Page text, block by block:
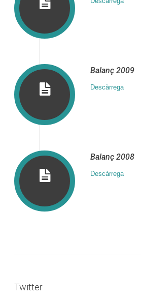
Balanç 2009
Descàrrega
Balanç 2008
Descàrrega
Twitter